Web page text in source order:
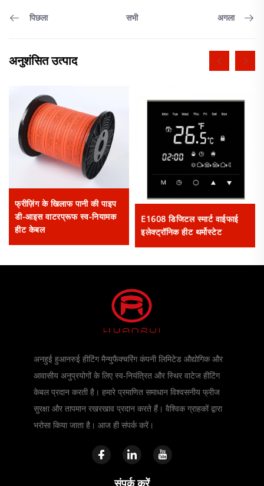
पिछला सभी अगला
अनुशंसित उत्पाद
फ्रीज़िंग के खिलाफ पानी की पाइप
डी-आइस वाटरप्रूफ स्व-नियामक
हीट केबल
E1608 डिजिटल स्मार्ट वाईफाई
इलेक्ट्रॉनिक हीट थर्मोस्टेट
अनहुई हुआनरुई हीटिंग मैन्युफैक्चरिंग कंपनी लिमिटेड औद्योगिक और
आवासीय अनुप्रयोगों के लिए स्व-नियंत्रित और स्थिर वाटेज हीटिंग
केबल प्रदान करती है। हमारे प्रमाणित समाधान विश्वसनीय फ्रीज
सुरक्षा और तापमान रखरखाव प्रदान करते हैं। वैश्विक ग्राहकों द्वारा
भरोसा किया जाता है। आज ही संपर्क करें।